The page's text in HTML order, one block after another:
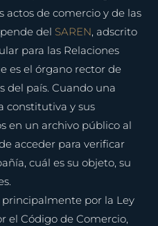
actos de comercio y de las
del SAREN, adscrito
para las Relaciones
es el órgano rector de
del país. Cuando una
constitutiva y sus
en un archivo público al
acceder para verificar
cuál es su objeto, su
por la Ley
el Código de Comercio,